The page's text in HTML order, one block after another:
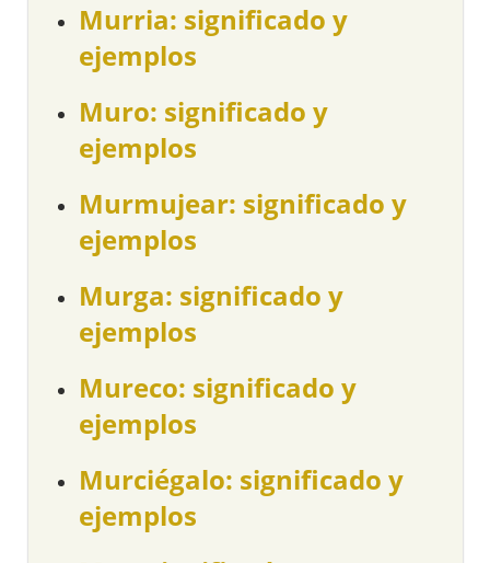
Murria: significado y
ejemplos
Muro: significado y
ejemplos
Murmujear: significado y
ejemplos
Murga: significado y
ejemplos
Mureco: significado y
ejemplos
Murciégalo: significado y
ejemplos